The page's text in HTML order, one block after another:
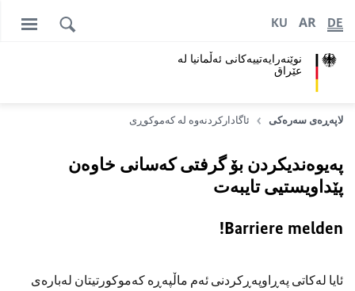
نوێنەرایەتییەکانی ئەڵمانیا لە
عێراق
DE
AR
KU
لاپەڕەی سەرەکی ئاگادارکردنەوە لە کەموکوڕی
پەیوەندیکردن بۆ گرفتی کەسانی خاوەن
پێداویستیی تایبەت
Barriere melden!
ئایا لەکاتی پەڕاوپەڕکردنی ئەم ماڵپەڕە کەموکورتیتان لەبارەی